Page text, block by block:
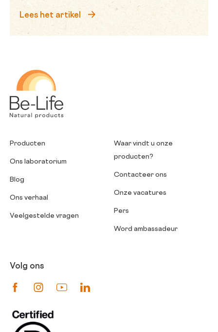
Lees het artikel
Producten
Ons laboratorium
Blog
Ons verhaal
Veelgestelde vragen
Waar vindt u onze
producten?
Contacteer ons
Onze vacatures
Pers
Word ambassadeur
Volg ons
Suivez-nous sur Facebook
Suivez-nous sur Instagram
Suivez-nous sur Youtube